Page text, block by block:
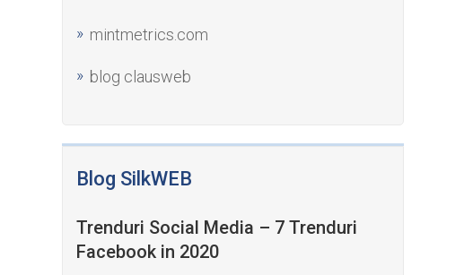
mintmetrics.com
blog clausweb
Blog SilkWEB
Trenduri Social Media – 7 Trenduri
Facebook in 2020